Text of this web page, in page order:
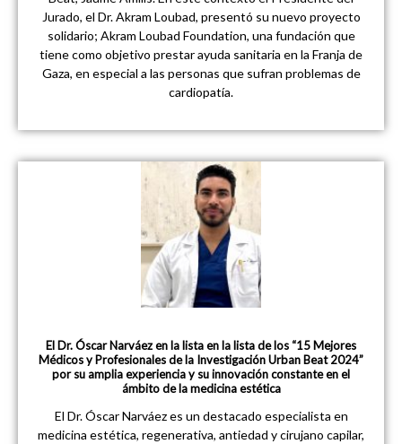
Jurado, el Dr. Akram Loubad, presentó su nuevo proyecto
solidario; Akram Loubad Foundation, una fundación que
tiene como objetivo prestar ayuda sanitaria en la Franja de
Gaza, en especial a las personas que sufran problemas de
cardiopatía.
El Dr. Óscar Narváez en la lista en la lista de los “15 Mejores
Médicos y Profesionales de la Investigación Urban Beat 2024”
por su amplia experiencia y su innovación constante en el
ámbito de la medicina estética
El Dr. Óscar Narváez es un destacado especialista en
medicina estética, regenerativa, antiedad y cirujano capilar,